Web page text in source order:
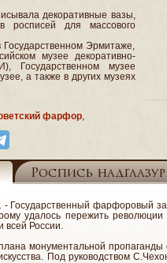
декоративные вазы,
росписей для массового
Эрмитаже,
музее декоративно-
Государственном музее
а также в других музеях
фарфор,
Роспись
Государственный фарфоровый
удалось пережить
России.
монументальной
Под руководством